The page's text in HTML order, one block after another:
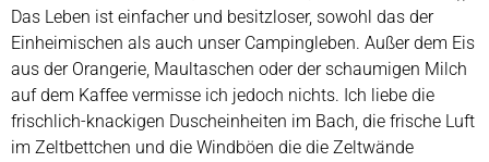
Das Leben ist einfacher und besitzloser, sowohl das der
Einheimischen als auch unser Campingleben. Außer dem Eis
aus der Orangerie, Maultaschen oder der schaumigen Milch
auf dem Kaffee vermisse ich jedoch nichts. Ich liebe die
frischlich-knackigen Duscheinheiten im Bach, die frische Luft
im Zeltbettchen und die Windböen die die Zeltwände